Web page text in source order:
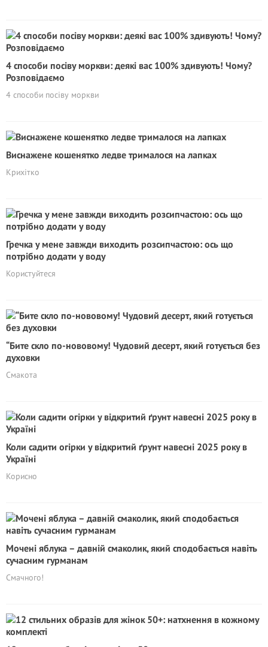
4 способи посіву моркви: деякі вас 100% здивують! Чому?
Розповідаємо
4 способи посіву моркви
Виснажене кошенятко ледве трималося на лапках
Крихітко
Гречка у мене завжди виходить розсипчастою: ось що
потрібно додати у воду
Користуйтеся
“Бите скло по-нововому! Чудовий десерт, який готується без
духовки
Смакота
Коли садити огірки у відкритий ґрунт навесні 2025 року в
Україні
Корисно
Мочені яблука – давній смаколик, який сподобається навіть
сучасним гурманам
Смачного!